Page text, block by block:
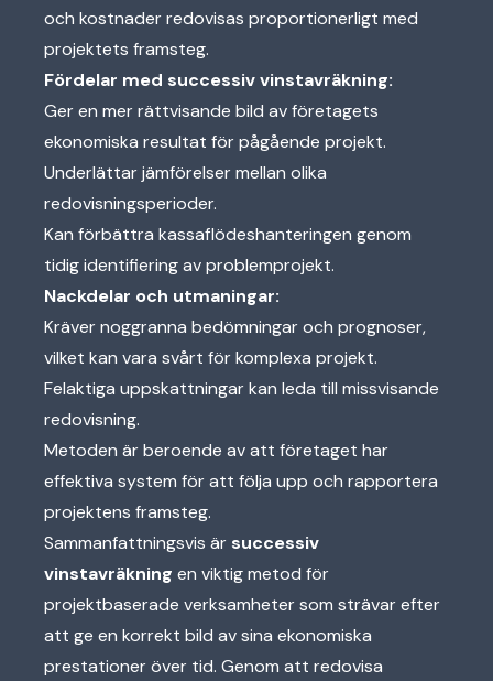
och kostnader redovisas proportionerligt med
projektets framsteg.
Fördelar med successiv vinstavräkning:
Ger en mer rättvisande bild av företagets
ekonomiska resultat för pågående projekt.
Underlättar jämförelser mellan olika
redovisningsperioder.
Kan förbättra kassaflödeshanteringen genom
tidig identifiering av problemprojekt.
Nackdelar och utmaningar:
Kräver noggranna bedömningar och prognoser,
vilket kan vara svårt för komplexa projekt.
Felaktiga uppskattningar kan leda till missvisande
redovisning.
Metoden är beroende av att företaget har
effektiva system för att följa upp och rapportera
projektens framsteg.
Sammanfattningsvis är successiv
vinstavräkning en viktig metod för
projektbaserade verksamheter som strävar efter
att ge en korrekt bild av sina ekonomiska
prestationer över tid. Genom att redovisa